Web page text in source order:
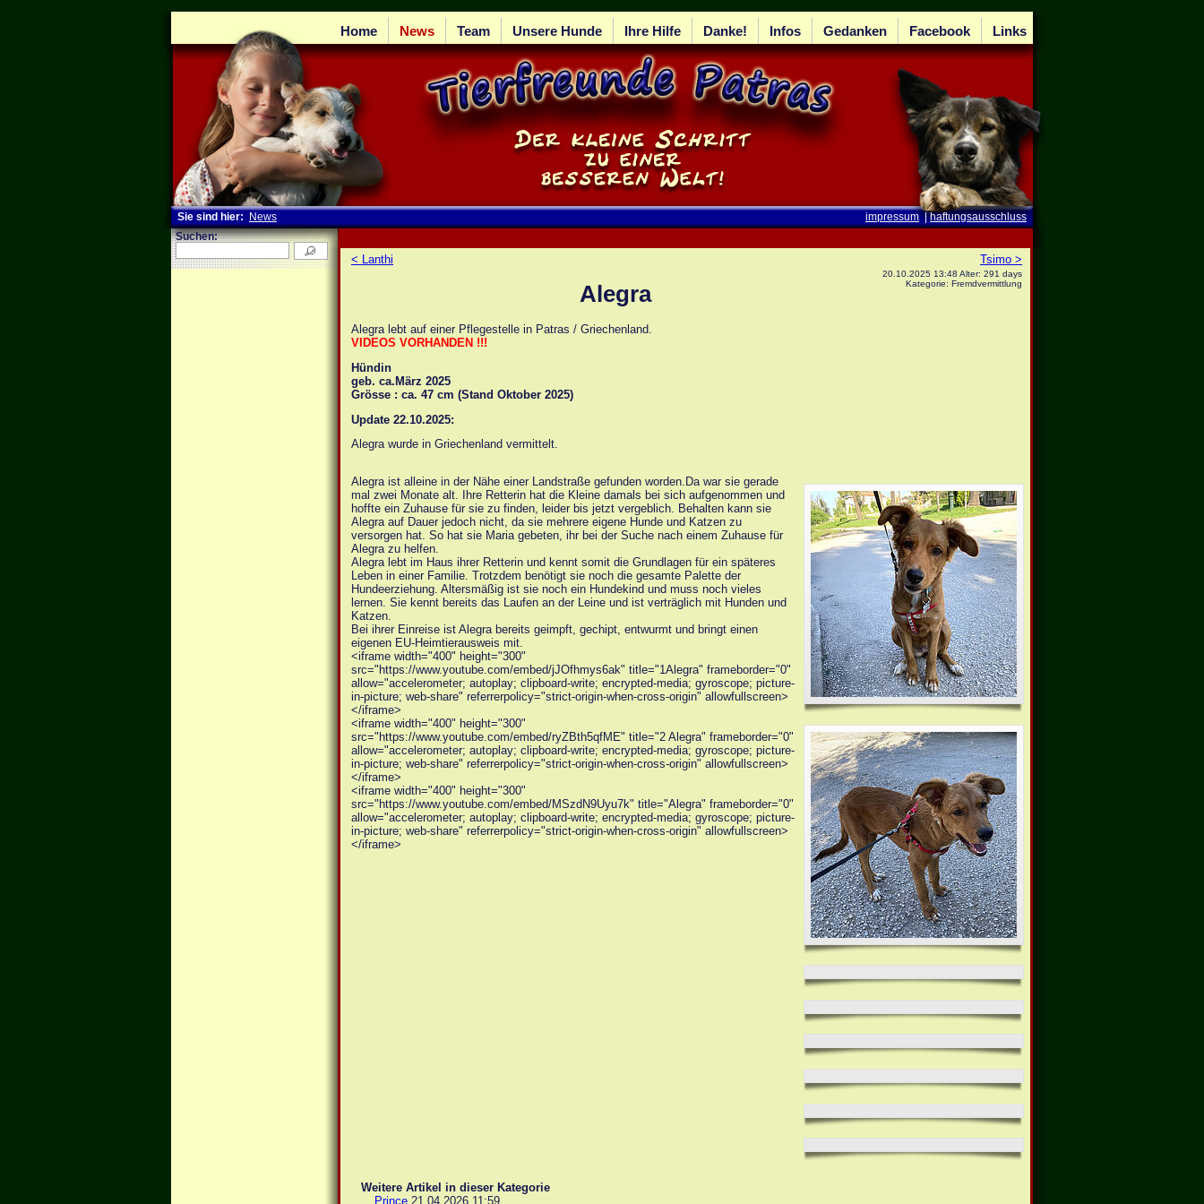
Home News Team Unsere Hunde Ihre Hilfe Danke! Infos Gedanken Facebook Links
Sie sind hier: News impressum|haftungsausschluss
Suchen:
Tsimo >
< Lanthi
20.10.2025 13:48 Alter: 291 days
Kategorie: Fremdvermittlung
Alegra
Alegra lebt auf einer Pflegestelle in Patras / Griechenland.
VIDEOS VORHANDEN !!!
Hündin
geb. ca.März 2025
Grösse : ca. 47 cm (Stand Oktober 2025)
Update 22.10.2025:
Alegra wurde in Griechenland vermittelt.
Alegra ist alleine in der Nähe einer Landstraße gefunden worden.Da war sie gerade
mal zwei Monate alt. Ihre Retterin hat die Kleine damals bei sich aufgenommen und
hoffte ein Zuhause für sie zu finden, leider bis jetzt vergeblich. Behalten kann sie
Alegra auf Dauer jedoch nicht, da sie mehrere eigene Hunde und Katzen zu
versorgen hat. So hat sie Maria gebeten, ihr bei der Suche nach einem Zuhause für
Alegra zu helfen.
Alegra lebt im Haus ihrer Retterin und kennt somit die Grundlagen für ein späteres
Leben in einer Familie. Trotzdem benötigt sie noch die gesamte Palette der
Hundeerziehung. Altersmäßig ist sie noch ein Hundekind und muss noch vieles
lernen. Sie kennt bereits das Laufen an der Leine und ist verträglich mit Hunden und
Katzen.
Bei ihrer Einreise ist Alegra bereits geimpft, gechipt, entwurmt und bringt einen
eigenen EU-Heimtierausweis mit.
<iframe width="400" height="300"
src="https://www.youtube.com/embed/jJOfhmys6ak" title="1Alegra" frameborder="0"
allow="accelerometer; autoplay; clipboard-write; encrypted-media; gyroscope; picture-
in-picture; web-share" referrerpolicy="strict-origin-when-cross-origin" allowfullscreen>
</iframe>
<iframe width="400" height="300"
src="https://www.youtube.com/embed/ryZBth5qfME" title="2 Alegra" frameborder="0"
allow="accelerometer; autoplay; clipboard-write; encrypted-media; gyroscope; picture-
in-picture; web-share" referrerpolicy="strict-origin-when-cross-origin" allowfullscreen>
</iframe>
<iframe width="400" height="300"
src="https://www.youtube.com/embed/MSzdN9Uyu7k" title="Alegra" frameborder="0"
allow="accelerometer; autoplay; clipboard-write; encrypted-media; gyroscope; picture-
in-picture; web-share" referrerpolicy="strict-origin-when-cross-origin" allowfullscreen>
</iframe>
Weitere Artikel in dieser Kategorie
Prince 21.04.2026 11:59